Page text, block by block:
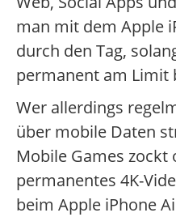
man mit dem Apple
durch den Tag,
permanent am Limit
Wer allerdings
über mobile Daten
Mobile Games zockt
permanentes 4K-
beim Apple iPhone